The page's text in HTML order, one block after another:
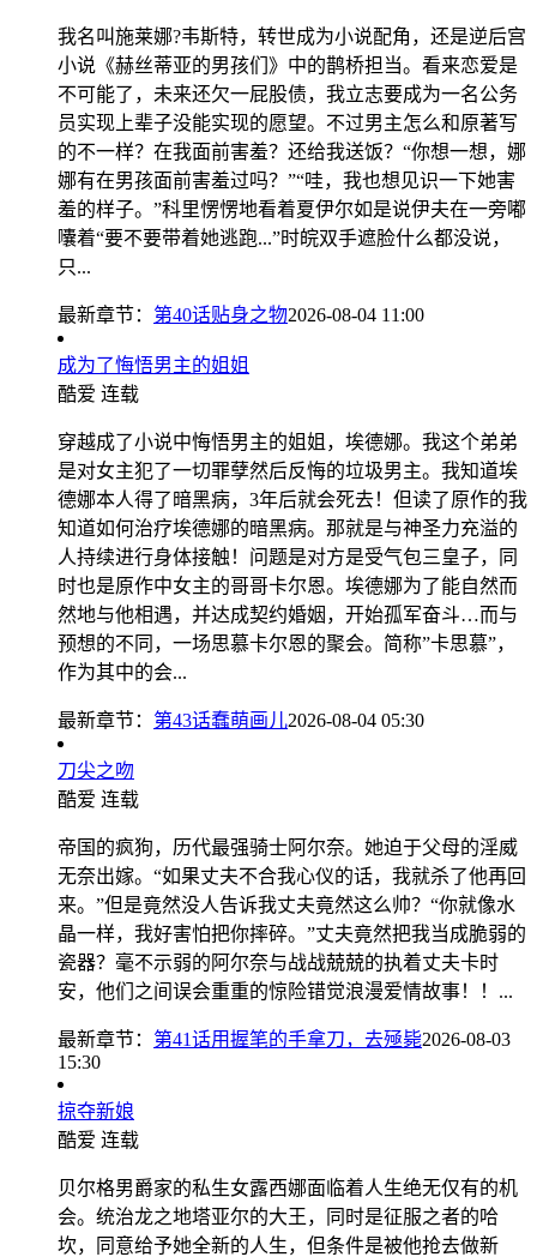
我名叫施莱娜?韦斯特，转世成为小说配角，还是逆后宫
小说《赫丝蒂亚的男孩们》中的鹊桥担当。看来恋爱是
不可能了，未来还欠一屁股债，我立志要成为一名公务
员实现上辈子没能实现的愿望。不过男主怎么和原著写
的不一样？在我面前害羞？还给我送饭？“你想一想，娜
娜有在男孩面前害羞过吗？”“哇，我也想见识一下她害
羞的样子。”科里愣愣地看着夏伊尔如是说伊夫在一旁嘟
囔着“要不要带着她逃跑...”时皖双手遮脸什么都没说，
只...
最新章节： 第40话贴身之物2026-08-04 11:00
成为了悔悟男主的姐姐
酷爱 连载
穿越成了小说中悔悟男主的姐姐，埃德娜。我这个弟弟
是对女主犯了一切罪孽然后反悔的垃圾男主。我知道埃
德娜本人得了暗黑病，3年后就会死去！但读了原作的我
知道如何治疗埃德娜的暗黑病。那就是与神圣力充溢的
人持续进行身体接触！问题是对方是受气包三皇子，同
时也是原作中女主的哥哥卡尔恩。埃德娜为了能自然而
然地与他相遇，并达成契约婚姻，开始孤军奋斗…而与
预想的不同，一场思慕卡尔恩的聚会。简称”卡思慕”，
作为其中的会...
最新章节： 第43话蠢萌画儿2026-08-04 05:30
刀尖之吻
酷爱 连载
帝国的疯狗，历代最强骑士阿尔奈。她迫于父母的淫威
无奈出嫁。“如果丈夫不合我心仪的话，我就杀了他再回
来。”但是竟然没人告诉我丈夫竟然这么帅？“你就像水
晶一样，我好害怕把你摔碎。”丈夫竟然把我当成脆弱的
瓷器？毫不示弱的阿尔奈与战战兢兢的执着丈夫卡时
安，他们之间误会重重的惊险错觉浪漫爱情故事！！...
最新章节： 第41话用握笔的手拿刀，去殛毙2026-08-03
15:30
掠夺新娘
酷爱 连载
贝尔格男爵家的私生女露西娜面临着人生绝无仅有的机
会。统治龙之地塔亚尔的大王，同时是征服之者的哈
坎，同意给予她全新的人生，但条件是被他抢去做新